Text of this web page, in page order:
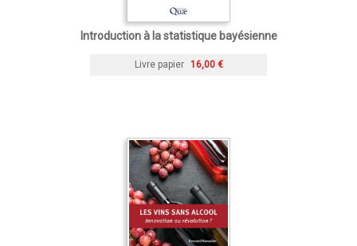
Introduction à la statistique bayésienne
Livre papier 16,00 €